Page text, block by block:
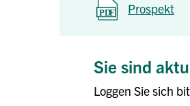
Prospekt
Sie sind
Loggen Sie sich